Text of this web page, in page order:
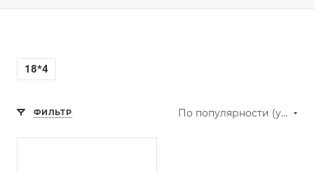
18*4
ФИЛЬТР По популярности (убывание)